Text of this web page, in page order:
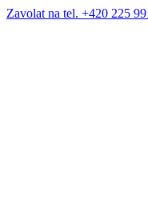
Zavolat na tel. +420 225